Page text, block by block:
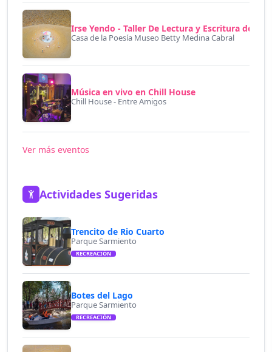
Irse Yendo - Taller De Lectura y Escritura de
Casa de la Poesía Museo Betty Medina Cabral
Música en vivo en Chill House
Chill House - Entre Amigos
Ver más eventos
Actividades Sugeridas
Trencito de Rio Cuarto
Parque Sarmiento
RECREACIÓN
Botes del Lago
Parque Sarmiento
RECREACIÓN